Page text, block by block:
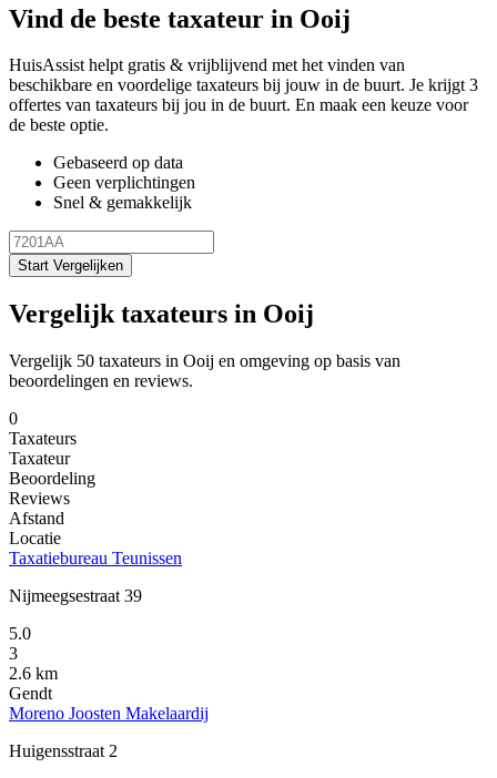
Vind de beste taxateur in Ooij
HuisAssist helpt gratis & vrijblijvend met het vinden van
beschikbare en voordelige taxateurs bij jouw in de buurt. Je krijgt 3
offertes van taxateurs bij jou in de buurt. En maak een keuze voor
de beste optie.
Gebaseerd op data
Geen verplichtingen
Snel & gemakkelijk
Start Vergelijken
Vergelijk taxateurs in Ooij
Vergelijk 50 taxateurs in Ooij en omgeving op basis van
beoordelingen en reviews.
0
Taxateurs
Taxateur
Beoordeling
Reviews
Afstand
Locatie
Taxatiebureau Teunissen
Nijmeegsestraat 39
5.0
3
2.6 km
Gendt
Moreno Joosten Makelaardij
Huigensstraat 2